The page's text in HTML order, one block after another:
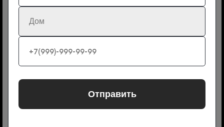
Подключите дополнительные услуги в
Щекино